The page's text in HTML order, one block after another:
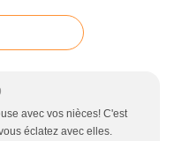
avec vos nièces! C'est
éclatez avec elles.